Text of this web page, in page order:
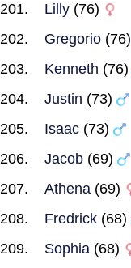
Lilly (76)
Gregorio (76)
Kenneth (76)
Justin (73)
Isaac (73)
Jacob (69)
Athena (69)
Fredrick (68)
Sophia (68)